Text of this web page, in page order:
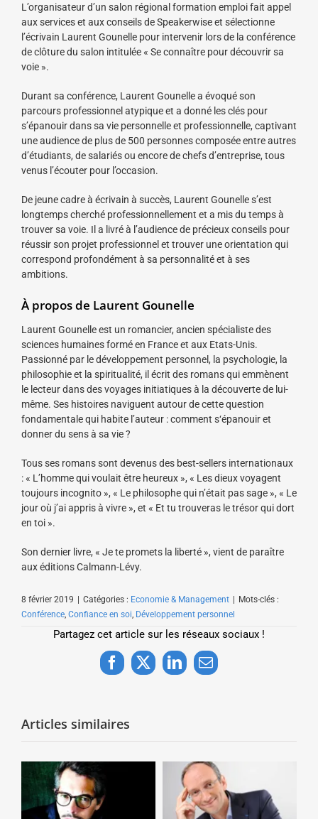
L’organisateur d’un salon régional formation emploi fait appel
aux services et aux conseils de Speakerwise et sélectionne
l’écrivain Laurent Gounelle pour intervenir lors de la conférence
de clôture du salon intitulée « Se connaître pour découvrir sa
voie ».
Durant sa conférence, Laurent Gounelle a évoqué son
parcours professionnel atypique et a donné les clés pour
s’épanouir dans sa vie personnelle et professionnelle, captivant
une audience de plus de 500 personnes composée entre autres
d’étudiants, de salariés ou encore de chefs d’entreprise, tous
venus l’écouter pour l’occasion.
De jeune cadre à écrivain à succès, Laurent Gounelle s’est
longtemps cherché professionnellement et a mis du temps à
trouver sa voie. Il a livré à l’audience de précieux conseils pour
réussir son projet professionnel et trouver une orientation qui
correspond profondément à sa personnalité et à ses
ambitions.
À propos de Laurent Gounelle
Laurent Gounelle est un romancier, ancien spécialiste des
sciences humaines formé en France et aux Etats-Unis.
Passionné par le développement personnel, la psychologie, la
philosophie et la spiritualité, il écrit des romans qui emmènent
le lecteur dans des voyages initiatiques à la découverte de lui-
même. Ses histoires naviguent autour de cette question
fondamentale qui habite l’auteur : comment s‘épanouir et
donner du sens à sa vie ?
Tous ses romans sont devenus des best-sellers internationaux
: « L’homme qui voulait être heureux », « Les dieux voyagent
toujours incognito », « Le philosophe qui n’était pas sage », « Le
jour où j’ai appris à vivre », et « Et tu trouveras le trésor qui dort
en toi ».
Son dernier livre, « Je te promets la liberté », vient de paraître
aux éditions Calmann-Lévy.
8 février 2019 | Catégories : Economie & Management | Mots-clés :
Conférence Confiance en soi Développement personnel
Partagez cet article sur les réseaux sociaux !
Facebook
X LinkedInEmail
Articles similaires